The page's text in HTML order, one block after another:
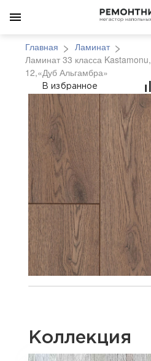
Главная
Ламинат
Ламинат 33 класса
12,«Дуб Альгамбра»
Ламинат
В избранное
Коллекция